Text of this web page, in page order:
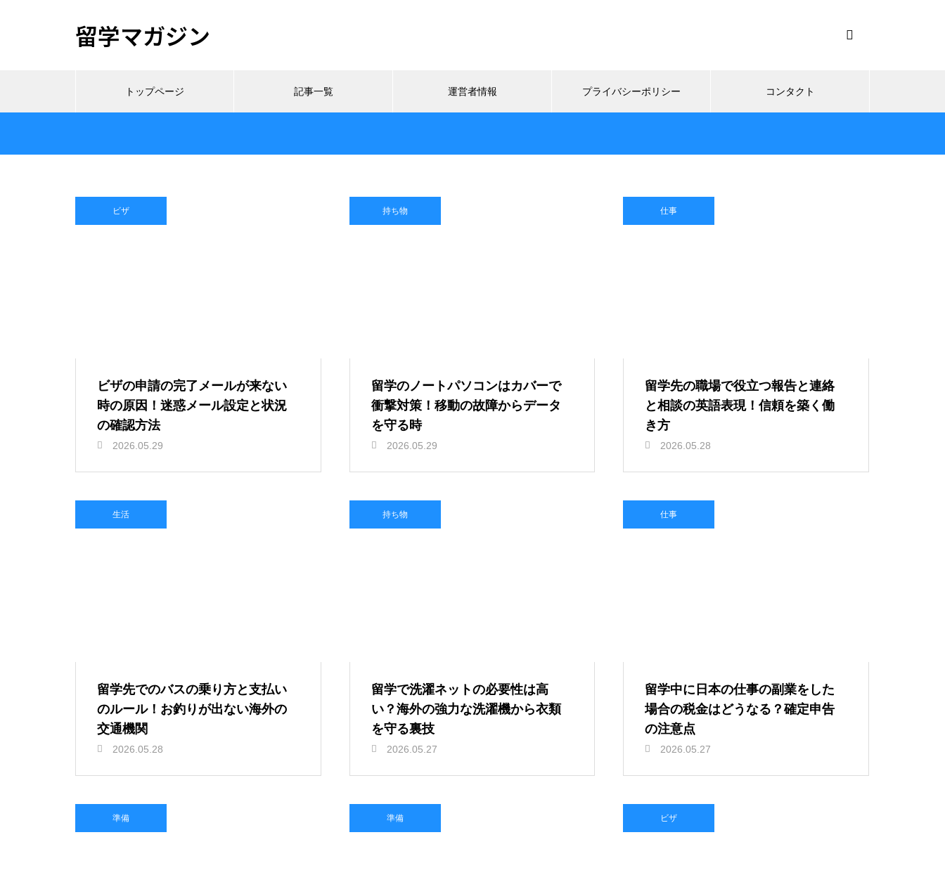
留学マガジン
トップページ 記事一覧 運営者情報 プライバシーポリシー コンタクト
ビザ
ビザの申請の完了メールが来ない
時の原因！迷惑メール設定と状況
の確認方法
2026.05.29
持ち物
留学のノートパソコンはカバーで
衝撃対策！移動の故障からデータ
を守る時
2026.05.29
仕事
留学先の職場で役立つ報告と連絡
と相談の英語表現！信頼を築く働
き方
2026.05.28
生活
留学先でのバスの乗り方と支払い
のルール！お釣りが出ない海外の
交通機関
2026.05.28
持ち物
留学で洗濯ネットの必要性は高
い？海外の強力な洗濯機から衣類
を守る裏技
2026.05.27
仕事
留学中に日本の仕事の副業をした
場合の税金はどうなる？確定申告
の注意点
2026.05.27
準備 準備 ビザ